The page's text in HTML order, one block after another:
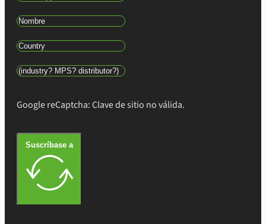
Google reCaptcha: Clave de sitio no válida.
Suscríbase a